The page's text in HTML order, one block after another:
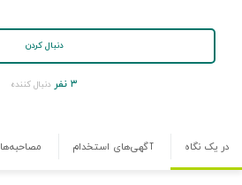
دنبال کردن
۳ نفر دنبال کننده
در یک نگاه آگهی‌های استخدام مصاحبه‌ها